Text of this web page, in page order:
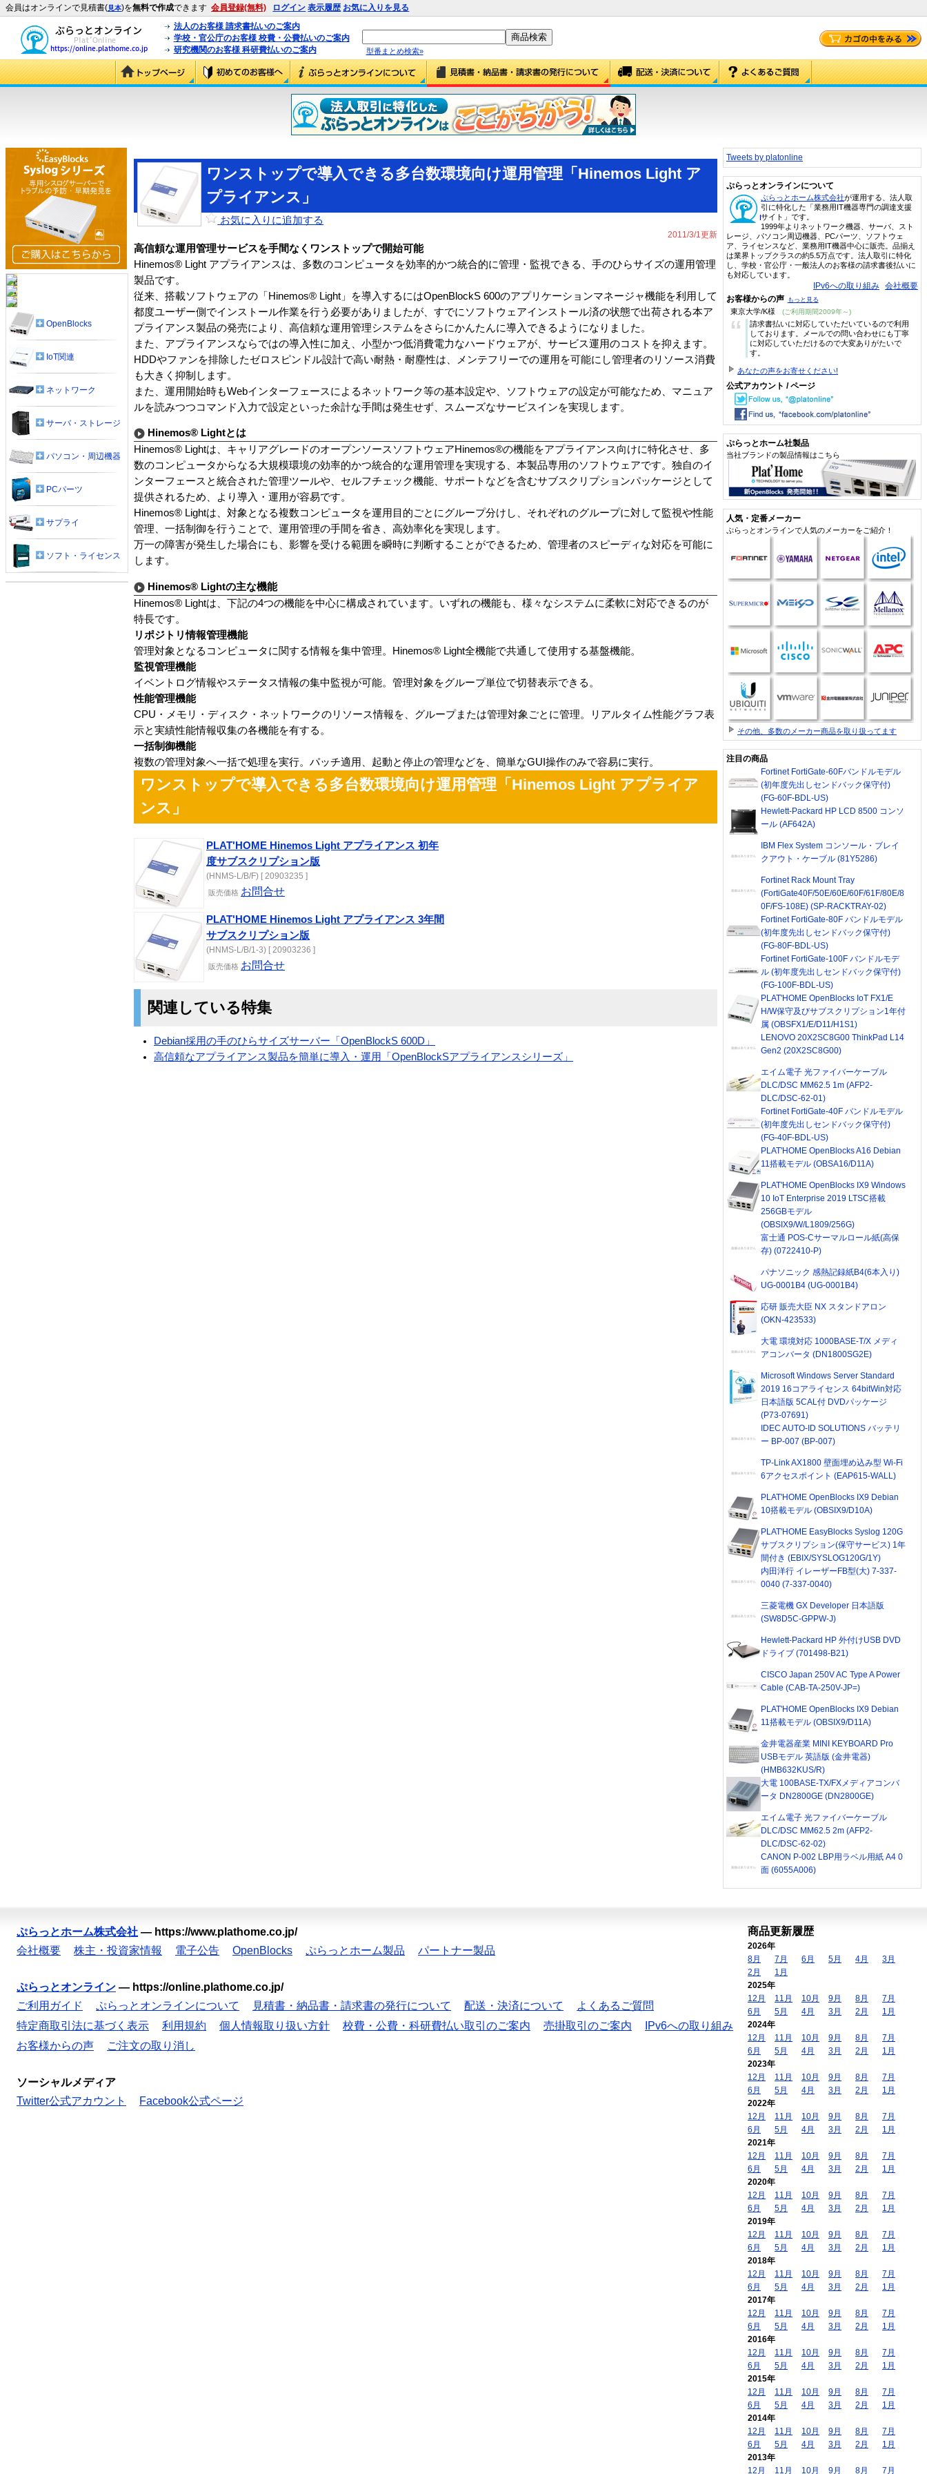
会員はオンラインで見積書(見本)を無料で作成できます 会員登録(無料) ログイン 表示履歴 お気に入りを見る
法人のお客様 請求書払いのご案内
学校・官公庁のお客様 校費・公費払いのご案内
研究機関のお客様 科研費払いのご案内
型番まとめ検索»
ワンストップで導入できる多台数環境向け運用管理「Hinemos Light ア
プライアンス」
お気に入りに追加する
2011/3/1更新
高信頼な運用管理サービスを手間なくワンストップで開始可能
Hinemos® Light アプライアンスは、多数のコンピュータを効率的かつ統合的に管理・監視できる、手のひらサイズの運用管理
製品です。
従来、搭載ソフトウェアの「Hinemos® Light」を導入するにはOpenBlockS 600のアプリケーションマネージャ機能を利用して
都度ユーザー側でインストール作業を行う必要がありましたが、すでにソフトウェアインストール済の状態で出荷される本ア
プライアンス製品の発売により、高信頼な運用管理システムをさらにかんたんに導入できるようになりました。
また、アプライアンスならではの導入性に加え、小型かつ低消費電力なハードウェアが、サービス運用のコストを抑えます。
HDDやファンを排除したゼロスピンドル設計で高い耐熱・耐塵性は、メンテフリーでの運用を可能にし管理者のリソース消費
も大きく抑制します。
また、運用開始時もWebインターフェースによるネットワーク等の基本設定や、ソフトウェアの設定が可能なため、マニュア
ルを読みつつコマンド入力で設定といった余計な手間は発生せず、スムーズなサービスインを実現します。
Hinemos® Lightとは
Hinemos® Lightは、キャリアグレードのオープンソースソフトウェアHinemos®の機能をアプライアンス向けに特化させ、多
数のコンピュータからなる大規模環境の効率的かつ統合的な運用管理を実現する、本製品専用のソフトウェアです。独自のイ
ンターフェースと統合された管理ツールや、セルフチェック機能、サポートなどを含むサブスクリプションパッケージとして
提供されるため、より導入・運用が容易です。
Hinemos® Lightは、対象となる複数コンピュータを運用目的ごとにグループ分けし、それぞれのグループに対して監視や性能
管理、一括制御を行うことで、運用管理の手間を省き、高効率化を実現します。
万一の障害が発生した場合にも、影響を受ける範囲を瞬時に判断することができるため、管理者のスピーディな対応を可能に
します。
Hinemos® Lightの主な機能
Hinemos® Lightは、下記の4つの機能を中心に構成されています。いずれの機能も、様々なシステムに柔軟に対応できるのが
特長です。
リポジトリ情報管理機能
管理対象となるコンピュータに関する情報を集中管理。Hinemos® Light全機能で共通して使用する基盤機能。
監視管理機能
イベントログ情報やステータス情報の集中監視が可能。管理対象をグループ単位で切替表示できる。
性能管理機能
CPU・メモリ・ディスク・ネットワークのリソース情報を、グループまたは管理対象ごとに管理。リアルタイム性能グラフ表
示と実績性能情報収集の各機能を有する。
一括制御機能
複数の管理対象へ一括で処理を実行。パッチ適用、起動と停止の管理などを、簡単なGUI操作のみで容易に実行。
ワンストップで導入できる多台数環境向け運用管理「Hinemos Light アプライア
ンス」
PLAT'HOME Hinemos Light アプライアンス 初年
度サブスクリプション版
(HNMS-L/B/F) [ 20903235 ]
販売価格 お問合せ
PLAT'HOME Hinemos Light アプライアンス 3年間
サブスクリプション版
(HNMS-L/B/1-3) [ 20903236 ]
販売価格 お問合せ
関連している特集
Debian採用の手のひらサイズサーバー「OpenBlockS 600D」
高信頼なアプライアンス製品を簡単に導入・運用「OpenBlockSアプライアンスシリーズ」
OpenBlocks
IoT関連
ネットワーク
サーバ・ストレージ
パソコン・周辺機器
PCパーツ
サプライ
ソフト・ライセンス
Tweets by platonline
ぷらっとオンラインについて
ぷらっとホーム株式会社が運用する、法人取
引に特化した「業務用IT機器専門の調達支援
サイト」です。
1999年よりネットワーク機器、サーバ、スト
レージ、パソコン周辺機器、PCパーツ、ソフトウェ
ア、ライセンスなど、業務用IT機器中心に販売。品揃え
は業界トップクラスの約5.5万点です。法人取引に特化
し、学校・官公庁・一般法人のお客様の請求書後払いに
も対応しています。
IPv6への取り組み 会社概要
お客様からの声 もっと見る
東京大学/K様 (ご利用期間2009年～)
“
請求書払いに対応していただいているので利用
しております。メールでの問い合わせにも丁寧
に対応していただけるので大変ありがたいで
す。
あなたの声をお寄せください!
公式アカウント / ページ
ぷらっとホーム社製品
当社ブランドの製品情報はこちら
人気・定番メーカー
ぷらっとオンラインで人気のメーカーをご紹介！
その他、多数のメーカー商品を取り扱ってます
注目の商品
Fortinet FortiGate-60Fバンドルモデル
(初年度先出しセンドバック保守付)
(FG-60F-BDL-US)
Hewlett-Packard HP LCD 8500 コンソ
ール (AF642A)
IBM Flex System コンソール・ブレイ
クアウト・ケーブル (81Y5286)
Fortinet Rack Mount Tray
(FortiGate40F/50E/60E/60F/61F/80E/8
0F/FS-108E) (SP-RACKTRAY-02)
Fortinet FortiGate-80F バンドルモデル
(初年度先出しセンドバック保守付)
(FG-80F-BDL-US)
Fortinet FortiGate-100F バンドルモデ
ル (初年度先出しセンドバック保守付)
(FG-100F-BDL-US)
PLAT'HOME OpenBlocks IoT FX1/E
H/W保守及びサブスクリプション1年付
属 (OBSFX1/E/D11/H1S1)
LENOVO 20X2SC8G00 ThinkPad L14
Gen2 (20X2SC8G00)
エイム電子 光ファイバーケーブル
DLC/DSC MM62.5 1m (AFP2-
DLC/DSC-62-01)
Fortinet FortiGate-40F バンドルモデル
(初年度先出しセンドバック保守付)
(FG-40F-BDL-US)
PLAT'HOME OpenBlocks A16 Debian
11搭載モデル (OBSA16/D11A)
PLAT'HOME OpenBlocks IX9 Windows
10 IoT Enterprise 2019 LTSC搭載
256GBモデル
(OBSIX9/W/L1809/256G)
富士通 POS-Cサーマルロール紙(高保
存) (0722410-P)
パナソニック 感熱記録紙B4(6本入り)
UG-0001B4 (UG-0001B4)
応研 販売大臣 NX スタンドアロン
(OKN-423533)
大電 環境対応 1000BASE-T/X メディ
アコンバータ (DN1800SG2E)
Microsoft Windows Server Standard
2019 16コアライセンス 64bitWin対応
日本語版 5CAL付 DVDパッケージ
(P73-07691)
IDEC AUTO-ID SOLUTIONS バッテリ
ー BP-007 (BP-007)
TP-Link AX1800 壁面埋め込み型 Wi-Fi
6アクセスポイント (EAP615-WALL)
PLAT'HOME OpenBlocks IX9 Debian
10搭載モデル (OBSIX9/D10A)
PLAT'HOME EasyBlocks Syslog 120G
サブスクリプション(保守サービス) 1年
間付き (EBIX/SYSLOG120G/1Y)
内田洋行 イレーザーFB型(大) 7-337-
0040 (7-337-0040)
三菱電機 GX Developer 日本語版
(SW8D5C-GPPW-J)
Hewlett-Packard HP 外付けUSB DVD
ドライブ (701498-B21)
CISCO Japan 250V AC Type A Power
Cable (CAB-TA-250V-JP=)
PLAT'HOME OpenBlocks IX9 Debian
11搭載モデル (OBSIX9/D11A)
金井電器産業 MINI KEYBOARD Pro
USBモデル 英語版 (金井電器)
(HMB632KUS/R)
大電 100BASE-TX/FXメディアコンバ
ータ DN2800GE (DN2800GE)
エイム電子 光ファイバーケーブル
DLC/DSC MM62.5 2m (AFP2-
DLC/DSC-62-02)
CANON P-002 LBP用ラベル用紙 A4 0
面 (6055A006)
ぷらっとホーム株式会社 — https://www.plathome.co.jp/
会社概要
株主・投資家情報 電子公告 OpenBlocks ぷらっとホーム製品 パートナー製品
ぷらっとオンライン — https://online.plathome.co.jp/
ご利用ガイド
ぷらっとオンラインについて 見積書・納品書・請求書の発行について 配送・決済について
よくあるご質問
特定商取引法に基づく表示
利用規約 個人情報取り扱い方針 校費・公費・科研費払い取引のご案内 売掛取引のご案内
IPv6への取り組み
お客様からの声
ご注文の取り消し
ソーシャルメディア
Twitter公式アカウント
Facebook公式ページ
商品更新履歴
2026年
8月
7月 6月 5月 4月
3月
2月
1月
2025年
12月
11月 10月 9月 8月
7月
6月
5月 4月 3月 2月
1月
2024年
12月
11月 10月 9月 8月
7月
6月
5月 4月 3月 2月
1月
2023年
12月
11月 10月 9月 8月
7月
6月
5月 4月 3月 2月
1月
2022年
12月
11月 10月 9月 8月
7月
6月
5月 4月 3月 2月
1月
2021年
12月
11月 10月 9月 8月
7月
6月
5月 4月 3月 2月
1月
2020年
12月
11月 10月 9月 8月
7月
6月
5月 4月 3月 2月
1月
2019年
12月
11月 10月 9月 8月
7月
6月
5月 4月 3月 2月
1月
2018年
12月
11月 10月 9月 8月
7月
6月
5月 4月 3月 2月
1月
2017年
12月
11月 10月 9月 8月
7月
6月
5月 4月 3月 2月
1月
2016年
12月
11月 10月 9月 8月
7月
6月
5月 4月 3月 2月
1月
2015年
12月
11月 10月 9月 8月
7月
6月
5月 4月 3月 2月
1月
2014年
12月
11月 10月 9月 8月
7月
6月
5月 4月 3月 2月
1月
2013年
12月
11月 10月 9月 8月 7月